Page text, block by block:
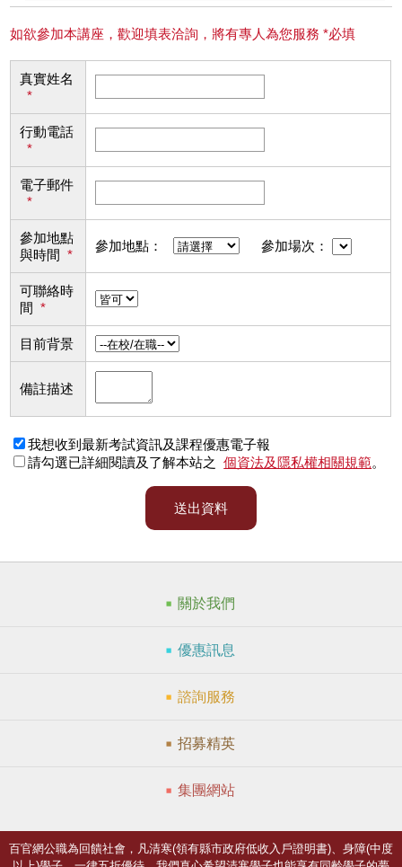
如欲參加本講座，歡迎填表洽詢，將有專人為您服務 *必填
真實姓名
*
行動電話
*
電子郵件
*
參加地點
與時間 *
參加地點： 參加場次：
可聯絡時
間 *
目前背景
備註描述
我想收到最新考試資訊及課程優惠電子報
請勾選已詳細閱讀及了解本站之
個資法及隱私權相關規範。
送出資料
關於我們
優惠訊息
諮詢服務
招募精英
集團網站
百官網公職為回饋社會，凡清寒(領有縣市政府低收入戶證明書)、身障(中度